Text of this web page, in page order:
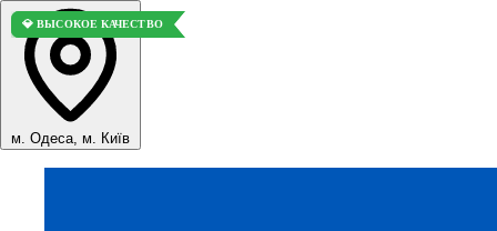
м. Одеса, м. Київ
💎 ВЫСОКОЕ КАЧЕСТВО
💎 ВЫСОКОЕ КАЧЕСТВО